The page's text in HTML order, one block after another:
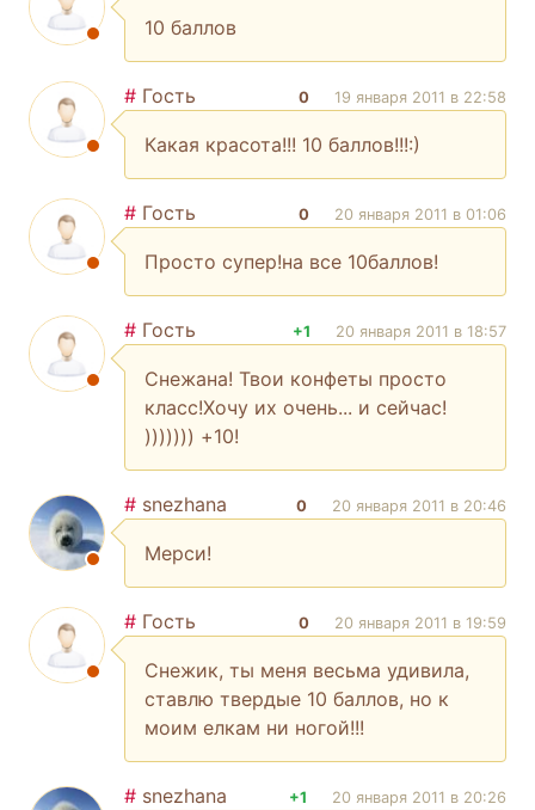
10 баллов
# Гость 0 19 января 2011 в 22:58
Какая красота!!! 10 баллов!!!:)
# Гость 0 20 января 2011 в 01:06
Просто супер!на все 10баллов!
# Гость +1 20 января 2011 в 18:57
Снежана! Твои конфеты просто
класс!Хочу их очень... и сейчас!
))))))) +10!
# snezhana 0 20 января 2011 в 20:46
Мерси!
# Гость 0 20 января 2011 в 19:59
Снежик, ты меня весьма удивила,
ставлю твердые 10 баллов, но к
моим елкам ни ногой!!!
# snezhana +1 20 января 2011 в 20:26